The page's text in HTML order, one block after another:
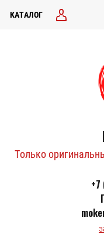
КАТАЛОГ
Только